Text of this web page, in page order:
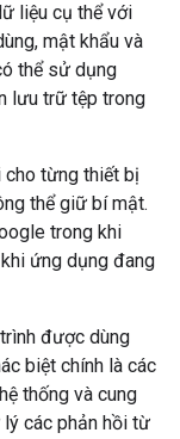
liệu cụ thể với
mật khẩu và
thể sử dụng
lưu trữ tệp trong
từng thiết bị
thể giữ bí mật.
trong khi
ứng dụng đang
được dùng
biệt chính là các
thống và cung
các phản hồi từ